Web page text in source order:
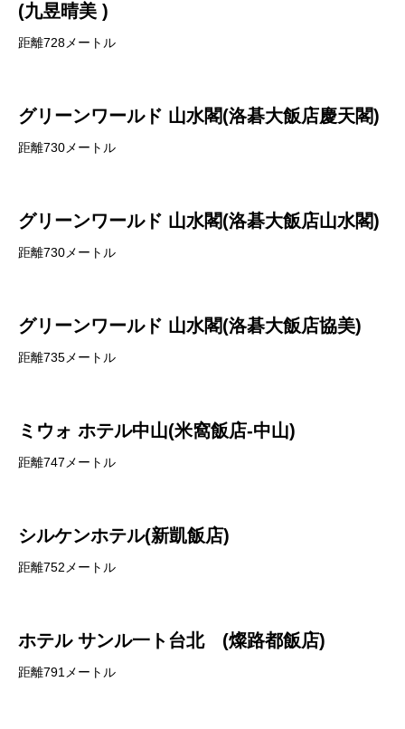
(九昱晴美 )
距離728メートル
グリーンワールド 山水閣(洛碁大飯店慶天閣)
距離730メートル
グリーンワールド 山水閣(洛碁大飯店山水閣)
距離730メートル
グリーンワールド 山水閣(洛碁大飯店協美)
距離735メートル
ミウォ ホテル中山(米窩飯店-中山)
距離747メートル
シルケンホテル(新凱飯店)
距離752メートル
ホテル サンル一ト台北 (燦路都飯店)
距離791メートル